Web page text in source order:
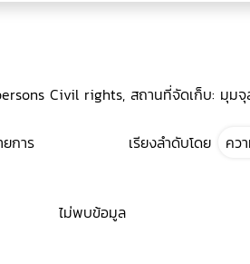
Civil rights, สถานที่จัดเก็บ: มุมจุ
การ เรียงลำดับโดย
ไม่พบข้อมูล